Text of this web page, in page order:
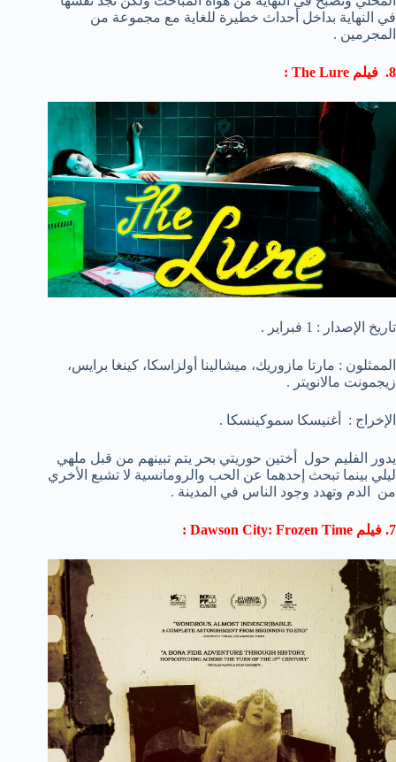
في النهاية بداخل أحداث خطيرة للغاية مع مجموعة من
المجرمين .
8. فيلم The Lure :
تاريخ الإصدار : 1 فبراير .
الممثلون : مارتا مازوريك، ميشالينا أولزاسكا، كينغا برايس،
زيجمونت مالانويتر .
الإخراج : أغنيسكا سموكينسكا .
يدور الفليم حول أختين حوريتي بحر يتم تبينهم من قبل ملهي
ليلي بينما تبحث إحدهما عن الحب والرومانسية لا تشبع الأخري
من الدم وتهدد وجود الناس في المدينة .
7. فيلم Dawson City: Frozen Time :